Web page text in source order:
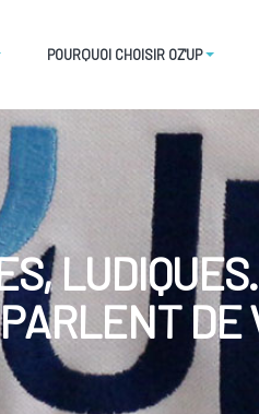
POURQUOI CHOISIR OZ'UP
DE